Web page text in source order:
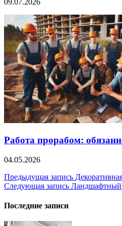
09.07.2026
Работа прорабом:
04.05.2026
Навигация
по
записям
Предыдущая запись
Следующая запись Ландшафтный
Последние записи